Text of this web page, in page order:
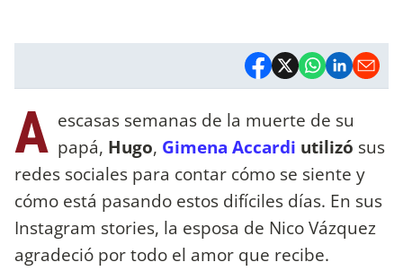
A escasas semanas de la muerte de su
papá, Hugo, Gimena Accardi utilizó sus
redes sociales para contar cómo se siente y
cómo está pasando estos difíciles días. En sus
Instagram stories, la esposa de Nico Vázquez
agradeció por todo el amor que recibe.